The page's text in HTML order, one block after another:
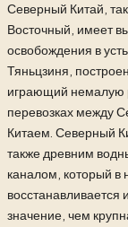
Северный Китай,
Восточный, имеет
освобождения в
Тяньцзиня,
играющий немалую
перевозках между
Китаем. Северный
также древним
каналом, который в
значение, чем